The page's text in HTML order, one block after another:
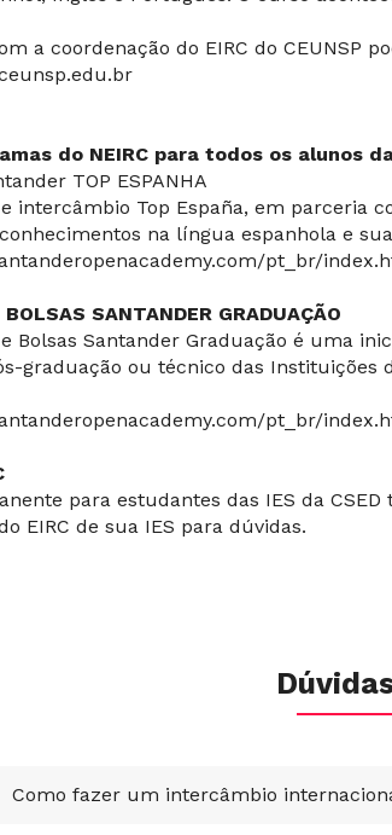
a coordenação do EIRC do CEUNSP
do NEIRC para todos os alunos da
TOP ESPANHA
intercâmbio Top España, em parceria
na língua espanhola e
pt_br/
SANTANDER GRADUAÇÃO
Bolsas Santander Graduação é uma
graduação ou técnico das Instituições
pt_br/
para estudantes das IES da
EIRC de sua IES para dúvidas.
Como fazer um intercâmbio